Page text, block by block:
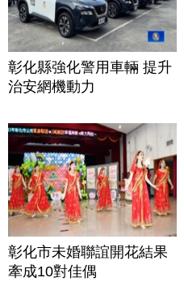
彰化縣強化警用車輛 提升
治安網機動力
彰化市未婚聯誼開花結果
牽成10對佳偶